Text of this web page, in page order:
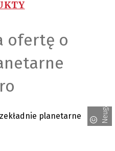
ofertę o
Neugart